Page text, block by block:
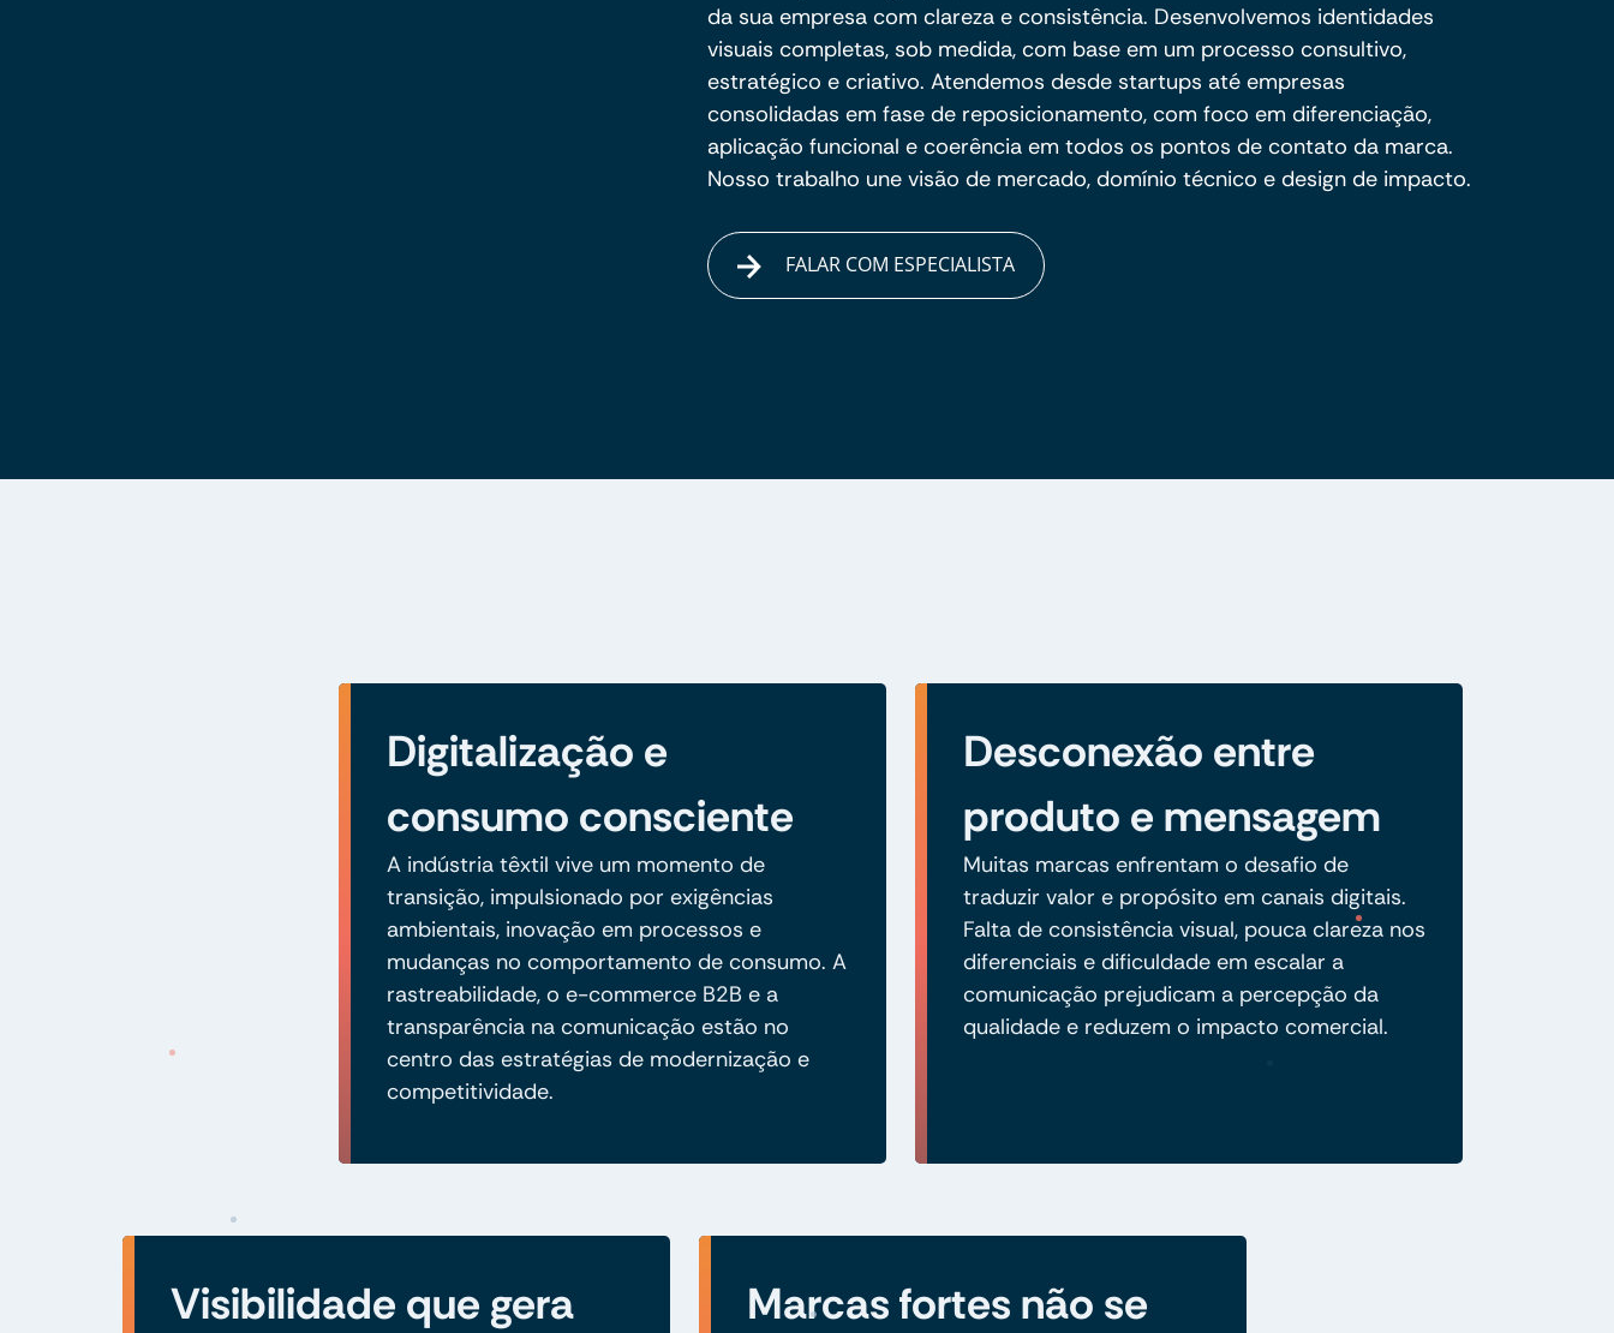
da sua empresa com clareza e consistência. Desenvolvemos identidades
visuais completas, sob medida, com base em um processo consultivo,
estratégico e criativo. Atendemos desde startups até empresas
consolidadas em fase de reposicionamento, com foco em diferenciação,
aplicação funcional e coerência em todos os pontos de contato da marca.
Nosso trabalho une visão de mercado, domínio técnico e design de impacto.
FALAR COM ESPECIALISTA
Digitalização e
consumo consciente
A indústria têxtil vive um momento de
transição, impulsionado por exigências
ambientais, inovação em processos e
mudanças no comportamento de consumo. A
rastreabilidade, o e-commerce B2B e a
transparência na comunicação estão no
centro das estratégias de modernização e
competitividade.
Desconexão entre
produto e mensagem
Muitas marcas enfrentam o desafio de
traduzir valor e propósito em canais digitais.
Falta de consistência visual, pouca clareza nos
diferenciais e dificuldade em escalar a
comunicação prejudicam a percepção da
qualidade e reduzem o impacto comercial.
Visibilidade que gera
Marcas fortes não se